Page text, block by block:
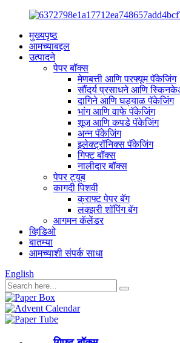
मुख्यपृष्ठ
आमच्याबद्दल
उत्पादने
पेपर बॉक्स
मेणबत्ती आणि परफ्यूम पॅकेजिंग
सौंदर्य प्रसाधने आणि
दागिने आणि घड्याळ पॅकेजिंग
भांग आणि वाफे पॅकेजिंग
शूज आणि कपडे पॅकेजिंग
अन्न पॅकेजिंग
इलेक्ट्रॉनिक्स पॅकेजिंग
गिफ्ट बॉक्स
नालीदार बॉक्स
पेपर ट्यूब
कागदी पिशवी
क्राफ्ट पेपर बॅग
लक्झरी शॉपिंग बॅग
आगमन कॅलेंडर
व्हिडिओ
बातम्या
आमच्याशी संपर्क साधा
English